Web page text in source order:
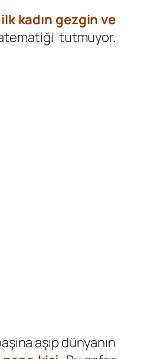
kadın gezgin ve
tutmuyor.
aşıp dünyanın